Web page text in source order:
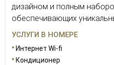
дизайном и полным
обеспечивающих
УСЛУГИ В НОМЕРЕ
Интернет Wi-fi
Кондиционер